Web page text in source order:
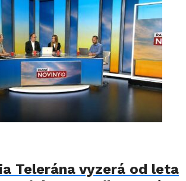
Telerána vyzerá od leta